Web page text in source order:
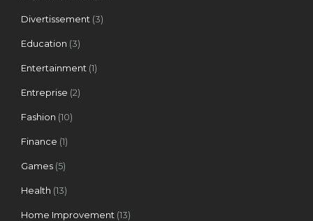
Divertissement (3)
Education (3)
Entertainment (1)
Entreprise (2)
Fashion (10)
Finance (1)
Games (5)
Health (13)
Home Improvement (13)